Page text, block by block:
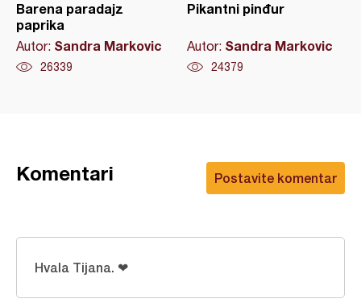
Barena paradajz
paprika
Autor: Sandra Markovic
26339
Pikantni pinđur
Autor: Sandra Markovic
24379
Postavite komentar
Komentari
Hvala Tijana. ❤